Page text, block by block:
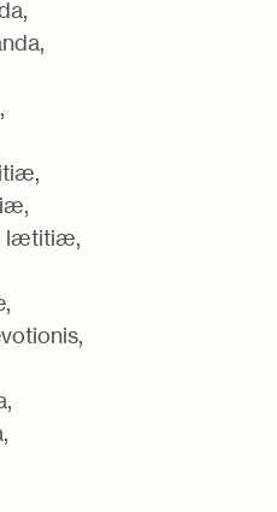
lætitiæ,